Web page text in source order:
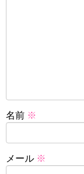
名前 ※
メール ※